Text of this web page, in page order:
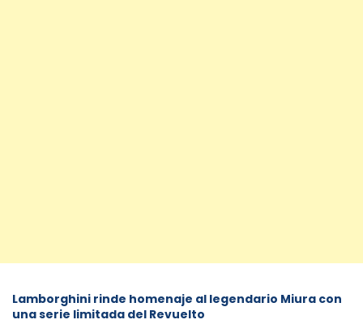
Lamborghini rinde homenaje al legendario Miura con
una serie limitada del Revuelto